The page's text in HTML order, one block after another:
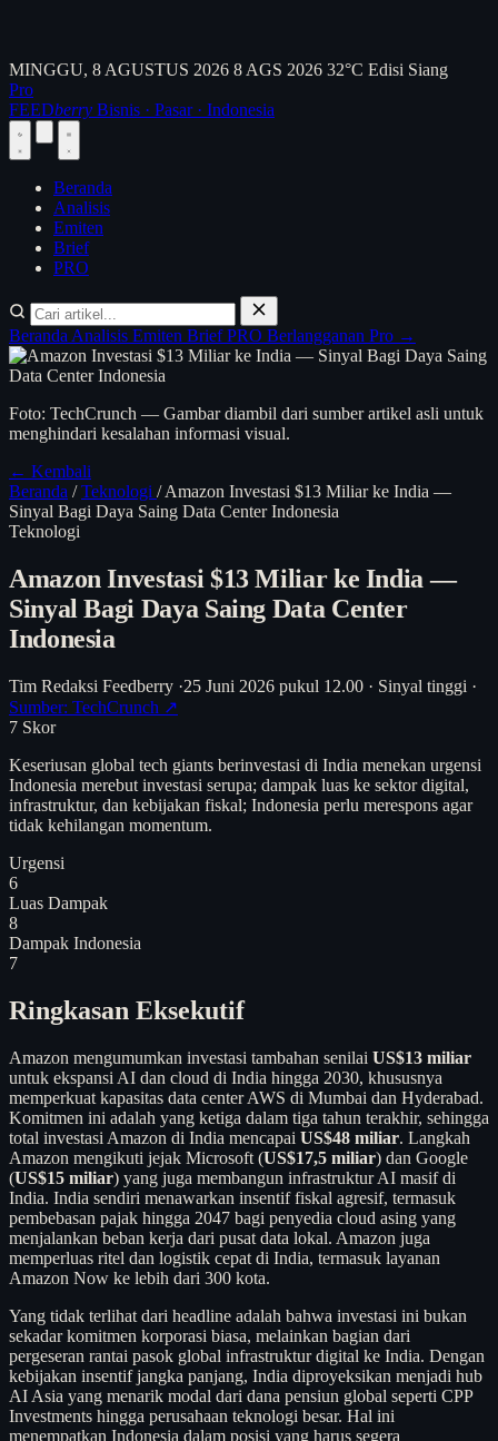
MINGGU, 8 AGUSTUS 2026 8 AGS 2026 32°C Edisi Siang
Pro
FEEDberry Bisnis · Pasar · Indonesia
Beranda
Analisis
Emiten
Brief
PRO
Beranda Analisis Emiten BriefPRO Berlangganan Pro →
Foto: TechCrunch — Gambar diambil dari sumber artikel asli untuk
menghindari kesalahan informasi visual.
← Kembali
Beranda / Teknologi / Amazon Investasi $13 Miliar ke India —
Sinyal Bagi Daya Saing Data Center Indonesia
Teknologi
Amazon Investasi $13 Miliar ke India —
Sinyal Bagi Daya Saing Data Center
Indonesia
Tim Redaksi Feedberry ·25 Juni 2026 pukul 12.00 · Sinyal tinggi ·
Sumber: TechCrunch ↗
7 Skor
Keseriusan global tech giants berinvestasi di India menekan urgensi
Indonesia merebut investasi serupa; dampak luas ke sektor digital,
infrastruktur, dan kebijakan fiskal; Indonesia perlu merespons agar
tidak kehilangan momentum.
Urgensi
6
Luas Dampak
8
Dampak Indonesia
7
Ringkasan Eksekutif
Amazon mengumumkan investasi tambahan senilai US$13 miliar
untuk ekspansi AI dan cloud di India hingga 2030, khususnya
memperkuat kapasitas data center AWS di Mumbai dan Hyderabad.
Komitmen ini adalah yang ketiga dalam tiga tahun terakhir, sehingga
total investasi Amazon di India mencapai US$48 miliar. Langkah
Amazon mengikuti jejak Microsoft (US$17,5 miliar) dan Google
(US$15 miliar) yang juga membangun infrastruktur AI masif di
India. India sendiri menawarkan insentif fiskal agresif, termasuk
pembebasan pajak hingga 2047 bagi penyedia cloud asing yang
menjalankan beban kerja dari pusat data lokal. Amazon juga
memperluas ritel dan logistik cepat di India, termasuk layanan
Amazon Now ke lebih dari 300 kota.
Yang tidak terlihat dari headline adalah bahwa investasi ini bukan
sekadar komitmen korporasi biasa, melainkan bagian dari
pergeseran rantai pasok global infrastruktur digital ke India. Dengan
kebijakan insentif jangka panjang, India diproyeksikan menjadi hub
AI Asia yang menarik modal dari dana pensiun global seperti CPP
Investments hingga perusahaan teknologi besar. Hal ini
menempatkan Indonesia dalam posisi yang harus segera